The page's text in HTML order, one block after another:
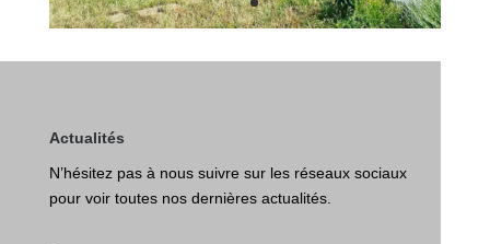
Actualités
N’hésitez pas à nous suivre sur les réseaux sociaux
pour voir toutes nos dernières actualités.